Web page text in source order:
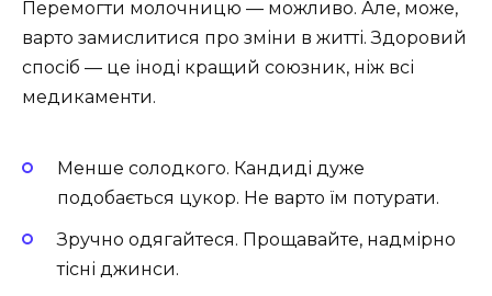
Перемогти молочницю — можливо. Але, може,
варто замислитися про зміни в житті. Здоровий
спосіб — це іноді кращий союзник, ніж всі
медикаменти.
Менше солодкого. Кандиді дуже
подобається цукор. Не варто їм потурати.
Зручно одягайтеся. Прощавайте, надмірно
тісні джинси.